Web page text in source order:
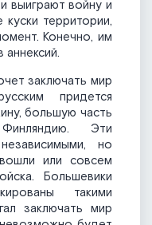
выиграют войну и
территории,
Конечно, им
заключать мир
придется
большую часть
Эти
но
или совсем
Большевики
такими
заключать мир